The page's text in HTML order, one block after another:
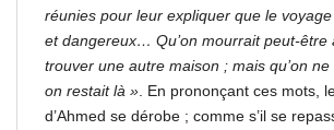
réunies pour leur expliquer que le
et dangereux… Qu’on mourrait peut-être
trouver une autre maison ; mais qu’on
on restait là » . En prononçant ces mots,
d’Ahmed se dérobe ; comme s’il se